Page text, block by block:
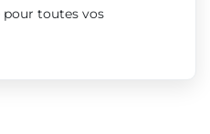
toutes vos